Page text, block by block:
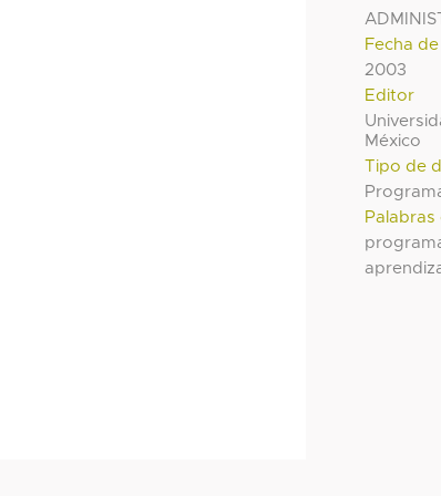
Fecha
2003
Editor
México
Tipo de
Palabras